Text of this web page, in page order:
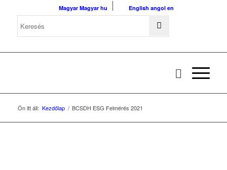
Magyar Magyar hu English angol en
Ön itt áll: Kezdőlap / BCSDH ESG Felmérés 2021